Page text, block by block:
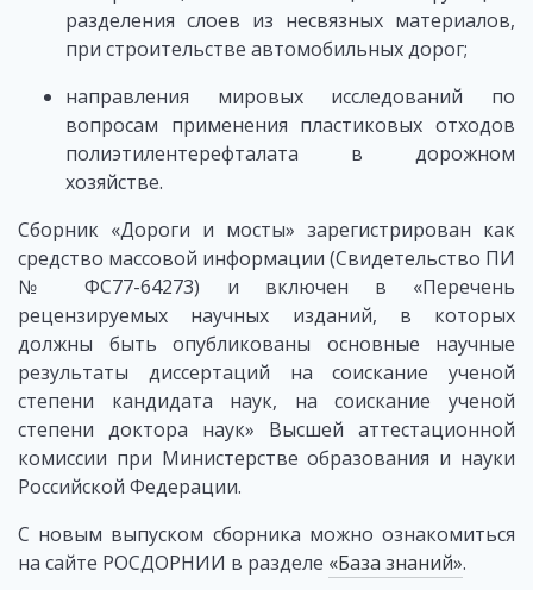
разделения слоев из несвязных материалов,
при строительстве автомобильных дорог;
направления мировых исследований по
вопросам применения пластиковых отходов
полиэтилентерефталата в дорожном
хозяйстве.
Сборник «Дороги и мосты» зарегистрирован как
средство массовой информации (Свидетельство ПИ
№ ФС77-64273) и включен в «Перечень
рецензируемых научных изданий, в которых
должны быть опубликованы основные научные
результаты диссертаций на соискание ученой
степени кандидата наук, на соискание ученой
степени доктора наук» Высшей аттестационной
комиссии при Министерстве образования и науки
Российской Федерации.
С новым выпуском сборника можно ознакомиться
на сайте РОСДОРНИИ в разделе «База знаний».